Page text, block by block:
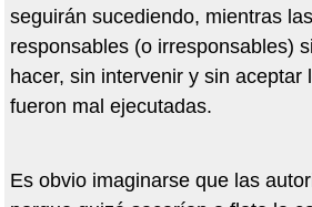
seguirán sucediendo, mientras
responsables (o irresponsables)
hacer, sin intervenir y sin aceptar
fueron mal ejecutadas.
Es obvio imaginarse que las